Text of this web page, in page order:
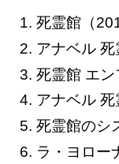
死霊館（
アナベル 死
死霊館 エン
アナベル 死
死霊館のシ
ラ・ヨロー